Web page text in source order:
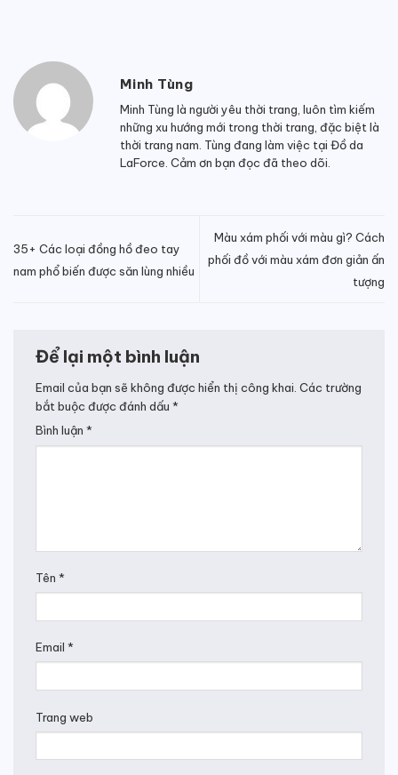
Minh Tùng
Minh Tùng là người yêu thời trang, luôn tìm kiếm
những xu hướng mới trong thời trang, đặc biệt là
thời trang nam. Tùng đang làm việc tại Đồ da
LaForce. Cảm ơn bạn đọc đã theo dõi.
35+ Các loại đồng hồ đeo tay
nam phổ biến được săn lùng nhiều
Màu xám phối với màu gì? Cách
phối đồ với màu xám đơn giản ấn
tượng
Để lại một bình luận
Email của bạn sẽ không được hiển thị công khai. Các trường
bắt buộc được đánh dấu *
Bình luận *
Tên *
Email *
Trang web